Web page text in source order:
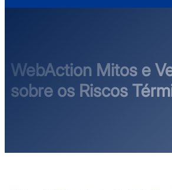
WebAction Mitos e
sobre os Riscos